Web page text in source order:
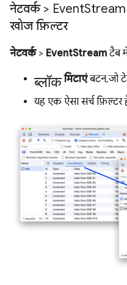
नेटवर्क > Event
खोज फ़िल्टर
नेटवर्क> EventStreamटैब
ब्लॉक मिटाएंबटन, जो
यह एक ऐसा सर्च फ़िल्टर